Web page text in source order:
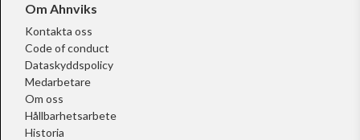
Om Ahnviks
Kontakta oss
Code of conduct
Dataskyddspolicy
Medarbetare
Om oss
Hållbarhetsarbete
Historia